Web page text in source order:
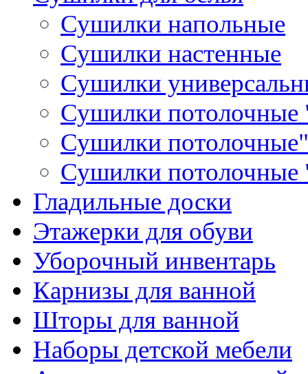
Сушилки напольные
Сушилки настенные
Сушилки
Сушилки потолочные
Сушилки
Сушилки потолочные
Гладильные доски
Этажерки для обуви
Уборочный инвентарь
Карнизы для ванной
Шторы для ванной
Наборы детской мебели